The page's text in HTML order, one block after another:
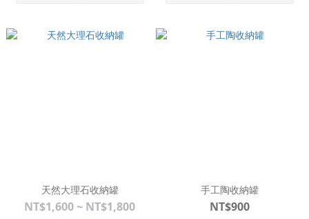
天然大理石收納罐
NT$1,600 ~ NT$1,800
手工陶收納罐
NT$900